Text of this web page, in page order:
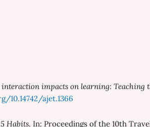
impacts on learning: Teaching
10.14742/ajet.1366
Habits. In: Proceedings of the 10th